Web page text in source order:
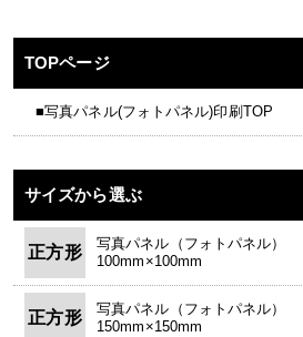
TOPページ
■写真パネル(フォトパネル)印刷TOP
サイズから選ぶ
正方形
写真パネル（フォトパネル）
100mm×100mm
正方形
写真パネル（フォトパネル）
150mm×150mm